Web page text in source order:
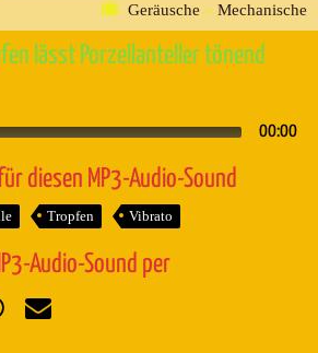
Geräusche » Mechanische
lässt Porzellanteller tönend
00:00
diesen MP3-Audio-Sound
Tropfen Vibrato
Audio-Sound per